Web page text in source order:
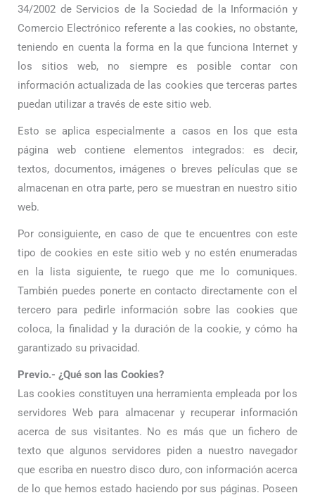
34/2002 de Servicios de la Sociedad de la Información y
Comercio Electrónico referente a las cookies, no obstante,
teniendo en cuenta la forma en la que funciona Internet y
los sitios web, no siempre es posible contar con
información actualizada de las cookies que terceras partes
puedan utilizar a través de este sitio web.
Esto se aplica especialmente a casos en los que esta
página web contiene elementos integrados: es decir,
textos, documentos, imágenes o breves películas que se
almacenan en otra parte, pero se muestran en nuestro sitio
web.
Por consiguiente, en caso de que te encuentres con este
tipo de cookies en este sitio web y no estén enumeradas
en la lista siguiente, te ruego que me lo comuniques.
También puedes ponerte en contacto directamente con el
tercero para pedirle información sobre las cookies que
coloca, la finalidad y la duración de la cookie, y cómo ha
garantizado su privacidad.
Previo.- ¿Qué son las Cookies?
Las cookies constituyen una herramienta empleada por los
servidores Web para almacenar y recuperar información
acerca de sus visitantes. No es más que un fichero de
texto que algunos servidores piden a nuestro navegador
que escriba en nuestro disco duro, con información acerca
de lo que hemos estado haciendo por sus páginas. Poseen